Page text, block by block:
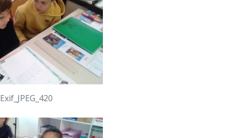
Exif_JPEG_420